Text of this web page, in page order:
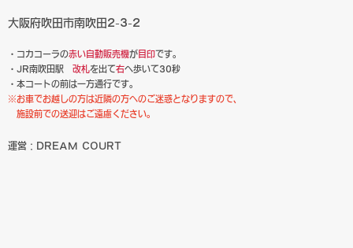
大阪府吹田市南吹田2-3-2
・コカコーラの赤い自動販売機が目印です。
・JR南吹田駅 改札を出て右へ歩いて30秒
・本コートの前は一方通行です。
※お車でお越しの方は近隣の方へのご迷惑となりますので、
施設前での送迎はご遠慮ください。
運営：DREAM COURT